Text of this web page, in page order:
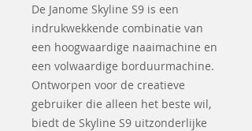
De Janome Skyline S9 is een
indrukwekkende combinatie van
een hoogwaardige naaimachine en
een volwaardige borduurmachine.
Ontworpen voor de creatieve
gebruiker die alleen het beste wil,
biedt de Skyline S9 uitzonderlijke